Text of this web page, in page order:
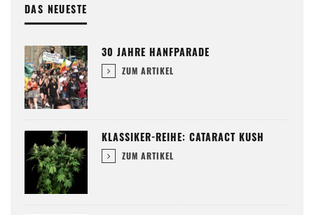
DAS NEUESTE
30 JAHRE HANFPARADE
ZUM ARTIKEL
KLASSIKER-REIHE: CATARACT KUSH
ZUM ARTIKEL